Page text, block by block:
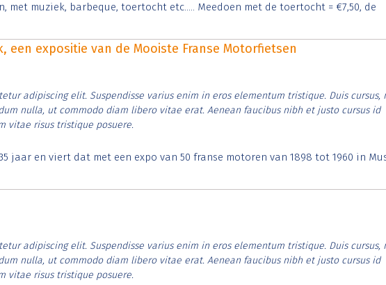
met muziek, barbeque, toertocht etc..... Meedoen met de toertocht = €7,50, de
een expositie van de Mooiste Franse Motorfietsen
adipiscing elit. Suspendisse varius enim in eros elementum tristique. Duis cursus,
nulla, ut commodo diam libero vitae erat. Aenean faucibus nibh et justo cursus id
vitae risus tristique posuere.
jaar en viert dat met een expo van 50 franse motoren van 1898 tot 1960 in
adipiscing elit. Suspendisse varius enim in eros elementum tristique. Duis cursus,
nulla, ut commodo diam libero vitae erat. Aenean faucibus nibh et justo cursus id
vitae risus tristique posuere.